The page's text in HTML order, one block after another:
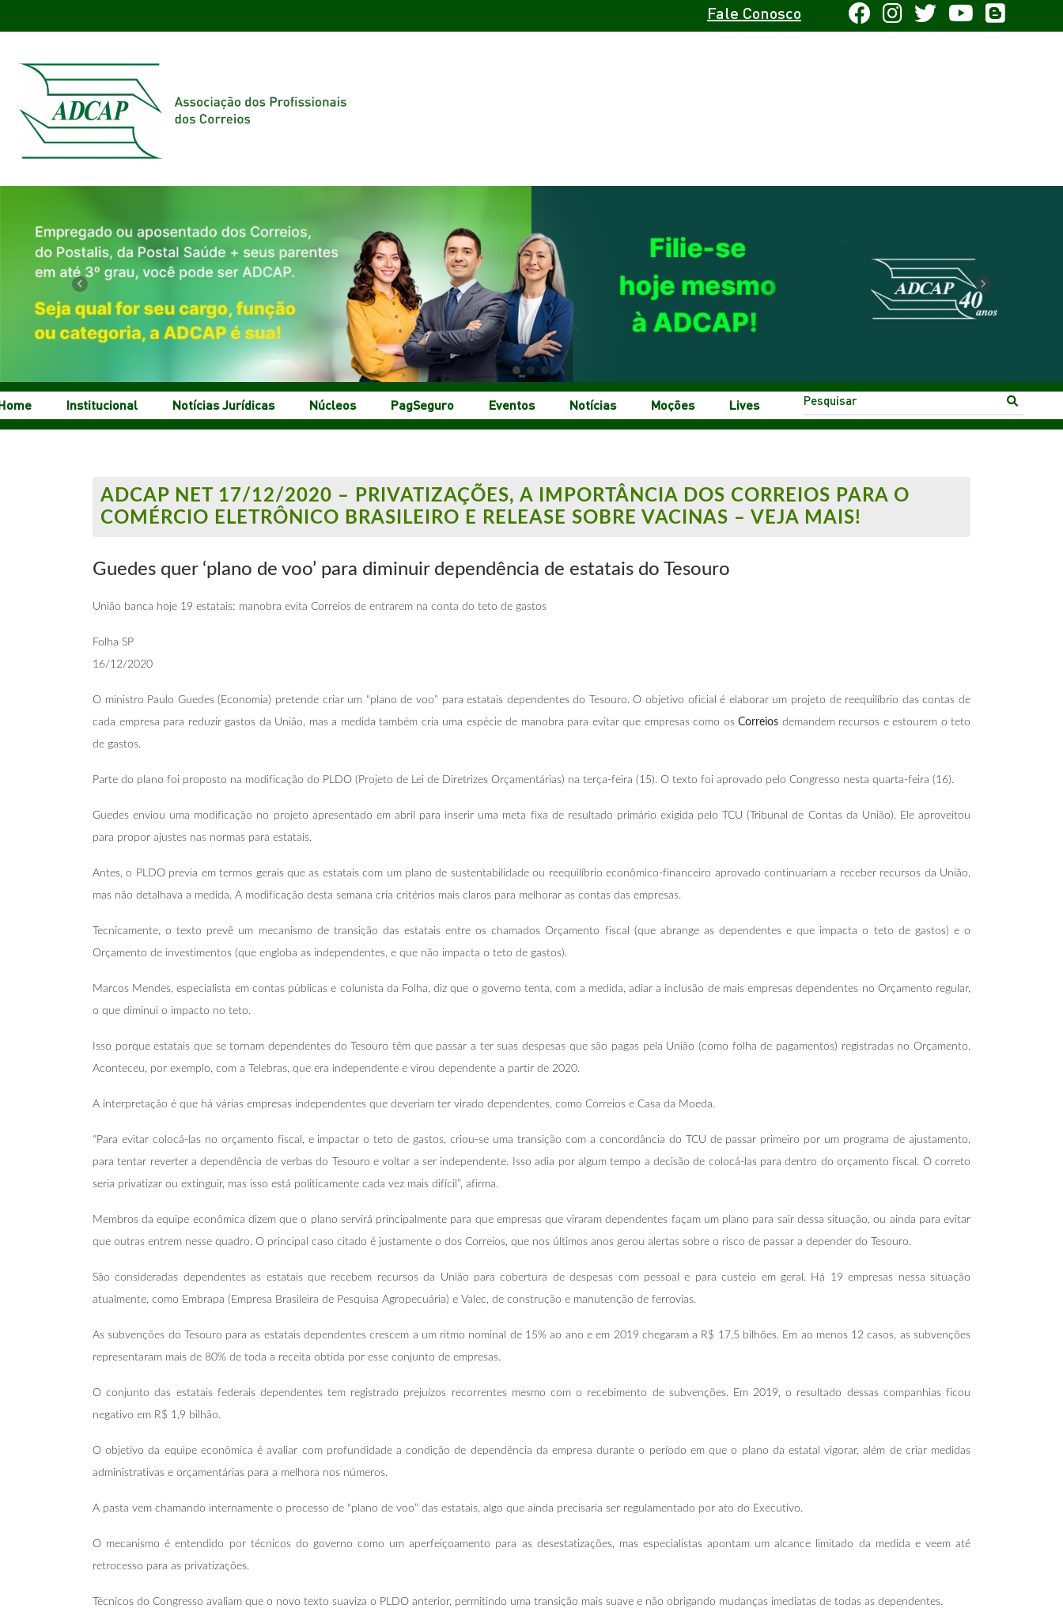
Fale Conosco
Previous Next
Institucional Notícias Jurídicas Núcleos PagSeguro Eventos Notícias Moções Lives
ADCAP NET 17/12/2020 – PRIVATIZAÇÕES, A IMPORTÂNCIA DOS CORREIOS PARA O
COMÉRCIO ELETRÔNICO BRASILEIRO E RELEASE SOBRE VACINAS – VEJA MAIS!
Guedes quer ‘plano de voo’ para diminuir dependência de estatais do Tesouro
União banca hoje 19 estatais; manobra evita Correios de entrarem na conta do teto de gastos
Folha SP
16/12/2020
O ministro Paulo Guedes (Economia) pretende criar um “plano de voo” para estatais dependentes do Tesouro. O objetivo oficial é elaborar um projeto de reequilíbrio das contas de
cada empresa para reduzir gastos da União, mas a medida também cria uma espécie de manobra para evitar que empresas como os Correios demandem recursos e estourem o teto
de gastos.
Parte do plano foi proposto na modificação do PLDO (Projeto de Lei de Diretrizes Orçamentárias) na terça-feira (15). O texto foi aprovado pelo Congresso nesta quarta-feira (16).
Guedes enviou uma modificação no projeto apresentado em abril para inserir uma meta fixa de resultado primário exigida pelo TCU (Tribunal de Contas da União). Ele aproveitou
para propor ajustes nas normas para estatais.
Antes, o PLDO previa em termos gerais que as estatais com um plano de sustentabilidade ou reequilíbrio econômico-financeiro aprovado continuariam a receber recursos da União,
mas não detalhava a medida. A modificação desta semana cria critérios mais claros para melhorar as contas das empresas.
​Tecnicamente, o texto prevê um mecanismo de transição das estatais entre os chamados Orçamento fiscal (que abrange as dependentes e que impacta o teto de gastos) e o
Orçamento de investimentos (que engloba as independentes, e que não impacta o teto de gastos).
Marcos Mendes, especialista em contas públicas e colunista da Folha, diz que o governo tenta, com a medida, adiar a inclusão de mais empresas dependentes no Orçamento regular,
o que diminui o impacto no teto.
Isso porque estatais que se tornam dependentes do Tesouro têm que passar a ter suas despesas que são pagas pela União (como folha de pagamentos) registradas no Orçamento.
Aconteceu, por exemplo, com a Telebras, que era independente e virou dependente a partir de 2020.
A interpretação é que há várias empresas independentes que deveriam ter virado dependentes, como Correios e Casa da Moeda.
“Para evitar colocá-las no orçamento fiscal, e impactar o teto de gastos, criou-se uma transição com a concordância do TCU de passar primeiro por um programa de ajustamento,
para tentar reverter a dependência de verbas do Tesouro e voltar a ser independente. Isso adia por algum tempo a decisão de colocá-las para dentro do orçamento fiscal. O correto
seria privatizar ou extinguir, mas isso está politicamente cada vez mais difícil”, afirma.
Membros da equipe econômica dizem que o plano servirá principalmente para que empresas que viraram dependentes façam um plano para sair dessa situação, ou ainda para evitar
que outras entrem nesse quadro. O principal caso citado é justamente o dos Correios, que nos últimos anos gerou alertas sobre o risco de passar a depender do Tesouro.
São consideradas dependentes as estatais que recebem recursos da União para cobertura de despesas com pessoal e para custeio em geral. Há 19 empresas nessa situação
atualmente, como Embrapa (Empresa Brasileira de Pesquisa Agropecuária) e Valec, de construção e manutenção de ferrovias.
As subvenções do Tesouro para as estatais dependentes crescem a um ritmo nominal de 15% ao ano e em 2019 chegaram a R$ 17,5 bilhões. Em ao menos 12 casos, as subvenções
representaram mais de 80% de toda a receita obtida por esse conjunto de empresas.
O conjunto das estatais federais dependentes tem registrado prejuízos recorrentes mesmo com o recebimento de subvenções. Em 2019, o resultado dessas companhias ficou
negativo em R$ 1,9 bilhão.
O objetivo da equipe econômica é avaliar com profundidade a condição de dependência da empresa durante o período em que o plano da estatal vigorar, além de criar medidas
administrativas e orçamentárias para a melhora nos números.
A pasta vem chamando internamente o processo de “plano de voo” das estatais, algo que ainda precisaria ser regulamentado por ato do Executivo.
O mecanismo é entendido por técnicos do governo como um aperfeiçoamento para as desestatizações, mas especialistas apontam um alcance limitado da medida e veem até
retrocesso para as privatizações.
Técnicos do Congresso avaliam que o novo texto suaviza o PLDO anterior, permitindo uma transição mais suave e não obrigando mudanças imediatas de todas as dependentes.